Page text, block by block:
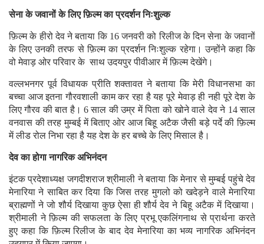
सेना के जवानों के लिए फ़िल्म का प्रदर्शन निःशुल्क
फ़िल्म के हीरो देव ने बताया कि 16 जनवरी को रिलीज के दिन सेना के जवानों
के लिए उनकी तरफ से फ़िल्म का प्रदर्शन निःशुल्क रहेगा। उन्होंने कहा कि
वो मेवाड़ ओर परिवार के साथ उदयपुर पीवीआर में फ़िल्म देखेंगे।
वल्लभनगर पूर्व विधायक प्रीति शक्तावत ने बताया कि मेरी विधानसभा का
बच्चा आज इतना गौरवशाली काम कर रहा है यह पूरे मेवाड़ ही नही पूरे देश के
लिए गौरव की बात है। 6 साल की उम्र में पिता को खोने वाले देव ने 14 साल
वनवास की तरह मुम्बई में बिताए ओर आज बिहू अटैक जैसी बड़े पर्दे की फ़िल्म
में लीड रोल निभा रहा है यह देश के हर बच्चे के लिए मिसाल है।
देव का होगा नागरिक अभिनंदन
इंटक प्रदेशाध्यक्ष जगदीशराज श्रीमाली ने बताया कि मेनार से मुम्बई पहुंचे देव
मेनारिया ने साबित कर दिया कि जिस तरह मुगलो को खदेड़ने वाले मेनारिया
ब्राह्मणों ने जो शौर्य दिखाया कुछ ऐसा ही शौर्य देव ने बिहू अटैक में दिखाया।
श्रीमाली ने फ़िल्म की सफलता के लिए प्रभू एकलिंगनाथ से प्रार्थना करते
हुए कहा कि फ़िल्म रिलीज के बाद देव मेनारिया का भव्य नागरिक अभिनंदन